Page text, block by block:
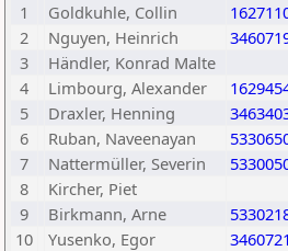
1
Goldkuhle, Collin
2
Nguyen, Heinrich
3
Händler, Konrad Malte
4
Limbourg, Alexander
5
Draxler, Henning
6
Ruban, Naveenayan
7
Nattermüller, Severin
8
Kircher, Piet
9
Birkmann, Arne
10
Yusenko, Egor